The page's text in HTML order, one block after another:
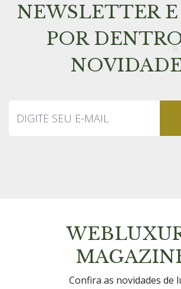
NEWSLETTER
POR
Confira as novidades de